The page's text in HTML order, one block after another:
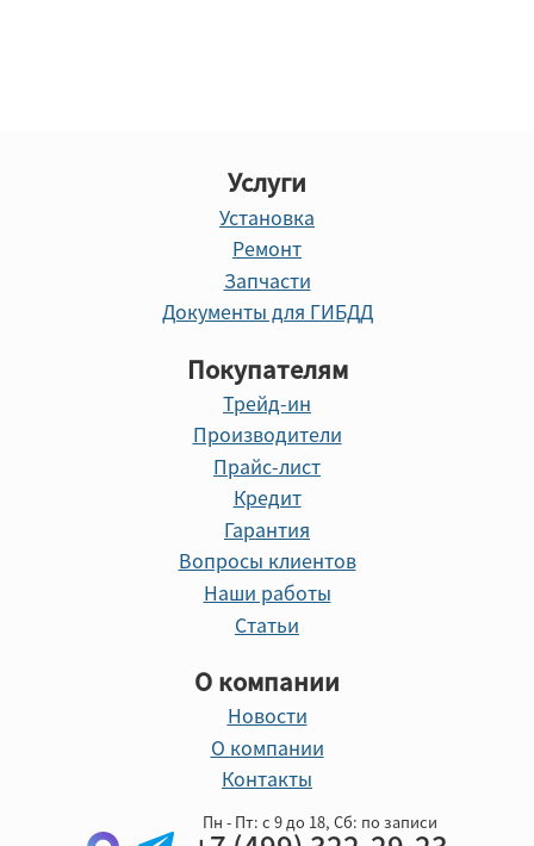
Услуги
Установка
Ремонт
Запчасти
Документы для ГИБДД
Покупателям
Трейд-ин
Производители
Прайс-лист
Кредит
Гарантия
Вопросы клиентов
Наши работы
Статьи
О компании
Новости
О компании
Контакты
Пн - Пт: с 9 до 18, Cб: по записи